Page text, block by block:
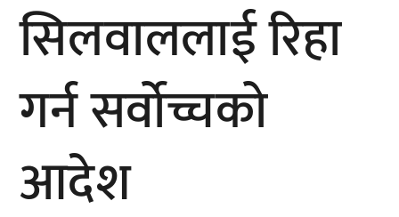
सिलवाललाई रिहा
गर्न सर्वोच्चको
आदेश